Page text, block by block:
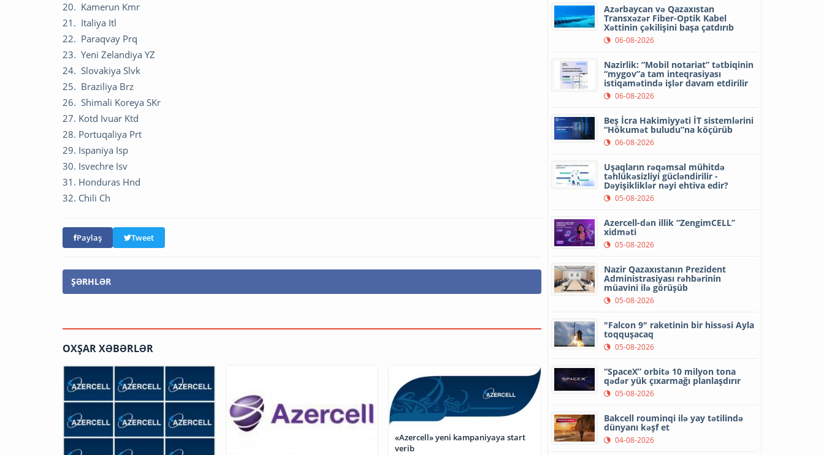
20. Kamerun Kmr
21. Italiya Itl
22. Paraqvay Prq
23. Yeni Zelandiya YZ
24. Slovakiya Slvk
25. Braziliya Brz
26. Shimali Koreya SKr
27. Kotd Ivuar Ktd
28. Portuqaliya Prt
29. Ispaniya Isp
30. Isvechre Isv
31. Honduras Hnd
32. Chili Ch
Paylaş Tweet
ŞƏRHLƏR
OXŞAR XƏBƏRLƏR
«Azercell» yeni kampaniyaya start
verib
Azərbaycan və Qazaxıstan
Transxəzər Fiber-Optik Kabel
Xəttinin çəkilişini başa çatdırıb
06-08-2026
Nazirlik: “Mobil notariat” tətbiqinin
“mygov”a tam inteqrasiyası
istiqamətində işlər davam etdirilir
06-08-2026
Beş İcra Hakimiyyəti İT sistemlərini
“Hökumət buludu”na köçürüb
06-08-2026
Uşaqların rəqəmsal mühitdə
təhlükəsizliyi gücləndirilir -
Dəyişikliklər nəyi ehtiva edir?
05-08-2026
Azercell-dən illik “ZengimCELL”
xidməti
05-08-2026
Nazir Qazaxıstanın Prezident
Administrasiyası rəhbərinin
müavini ilə görüşüb
05-08-2026
"Falcon 9" raketinin bir hissəsi Ayla
toqquşacaq
05-08-2026
“SpaceX” orbitə 10 milyon tona
qədər yük çıxarmağı planlaşdırır
05-08-2026
Bakcell rouminqi ilə yay tətilində
dünyanı kəşf et
04-08-2026